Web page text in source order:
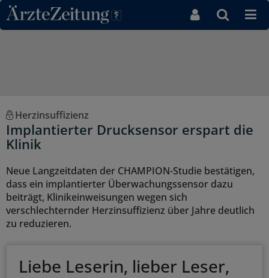
Direkt zum Inhaltsbereich
Herzinsuffizienz
Implantierter Drucksensor erspart die
Klinik
Neue Langzeitdaten der CHAMPION-Studie bestätigen,
dass ein implantierter Überwachungssensor dazu
beiträgt, Klinikeinweisungen wegen sich
verschlechternder Herzinsuffizienz über Jahre deutlich
zu reduzieren.
Liebe Leserin, lieber Leser,